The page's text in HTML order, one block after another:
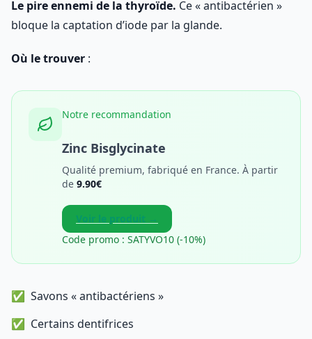
Le pire ennemi de la thyroïde. Ce « antibactérien »
bloque la captation d’iode par la glande.
Où le trouver :
Notre recommandation
Zinc Bisglycinate
Qualité premium, fabriqué en France. À partir
de 9.90€
Voir le produit →
Code promo : SATYVO10 (-10%)
Savons « antibactériens »
Certains dentifrices